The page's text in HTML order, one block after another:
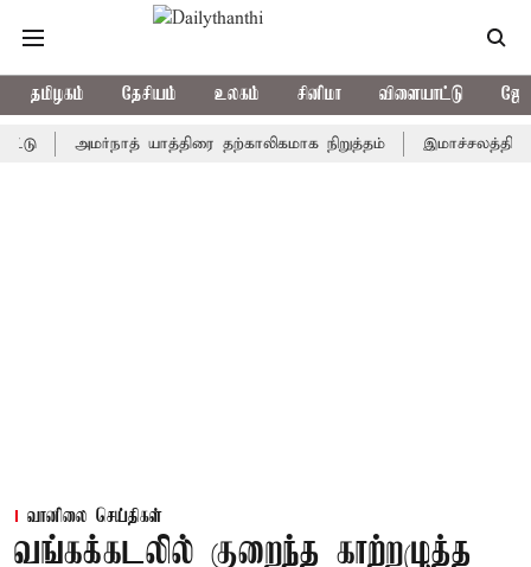
தமிழகம் தேசியம் உலகம் சினிமா விளையாட்டு
அமர்நாத் யாத்திரை தற்காலிகமாக நிறுத்தம் இமாச்சலத்தில்
வானிலை செய்திகள்
வங்கக்கடலில் குறைந்த காற்றழுத்த